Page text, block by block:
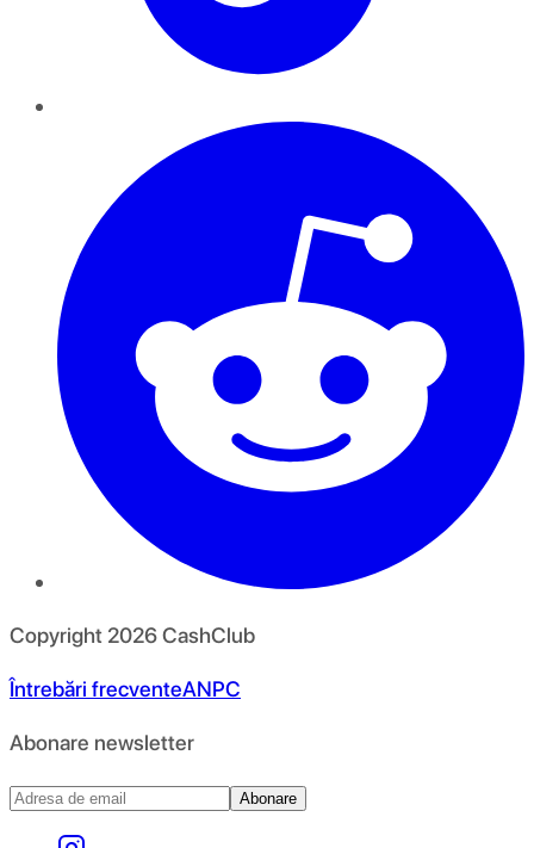
Copyright 2026CashClub
Întrebări frecventeANPC
Abonare newsletter
Abonare